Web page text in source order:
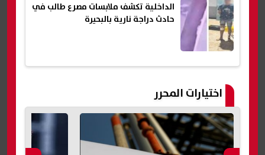
الداخلية تكشف ملابسات مصرع طالب في
حادث دراجة نارية بالبحيرة
اختيارات المحرر